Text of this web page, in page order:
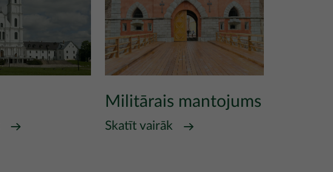
Militārais mantojums
Skatīt vairāk